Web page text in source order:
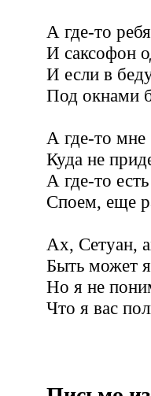
А где-то
И саксофон
И если в
Под окнами
А где-то мне
Куда не
А где-то
Споем, еще
Ах, Сетуан,
Быть может
Но я не
Что я вас